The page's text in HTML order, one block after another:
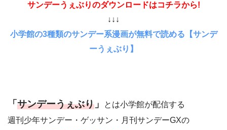
サンデーうぇぶりのダウンロードはコチラから!
↓↓↓
小学館の3種類のサンデー系漫画が無料で読める【サンデ
ーうぇぶり】
「 サンデーうぇぶり 」
とは小学館が配信する
週刊少年サンデー・ゲッサン・月刊サンデーGXの